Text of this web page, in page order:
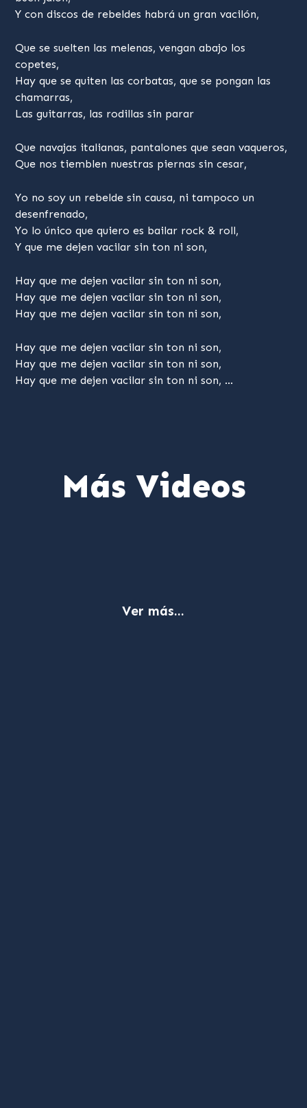
Y con discos de rebeldes habrá un gran vacilón,
Que se suelten las melenas, vengan abajo los
copetes,
Hay que se quiten las corbatas, que se pongan las
chamarras,
Las guitarras, las rodillas sin parar
Que navajas italianas, pantalones que sean vaqueros,
Que nos tiemblen nuestras piernas sin cesar,
Yo no soy un rebelde sin causa, ni tampoco un
desenfrenado,
Yo lo único que quiero es bailar rock & roll,
Y que me dejen vacilar sin ton ni son,
Hay que me dejen vacilar sin ton ni son,
Hay que me dejen vacilar sin ton ni son,
Hay que me dejen vacilar sin ton ni son,
Hay que me dejen vacilar sin ton ni son,
Hay que me dejen vacilar sin ton ni son,
Hay que me dejen vacilar sin ton ni son, …
Más Videos
Ver más...